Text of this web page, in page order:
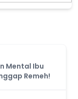
Mental Ibu
Remeh!